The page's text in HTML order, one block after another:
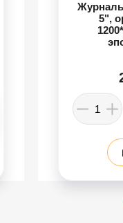
5",